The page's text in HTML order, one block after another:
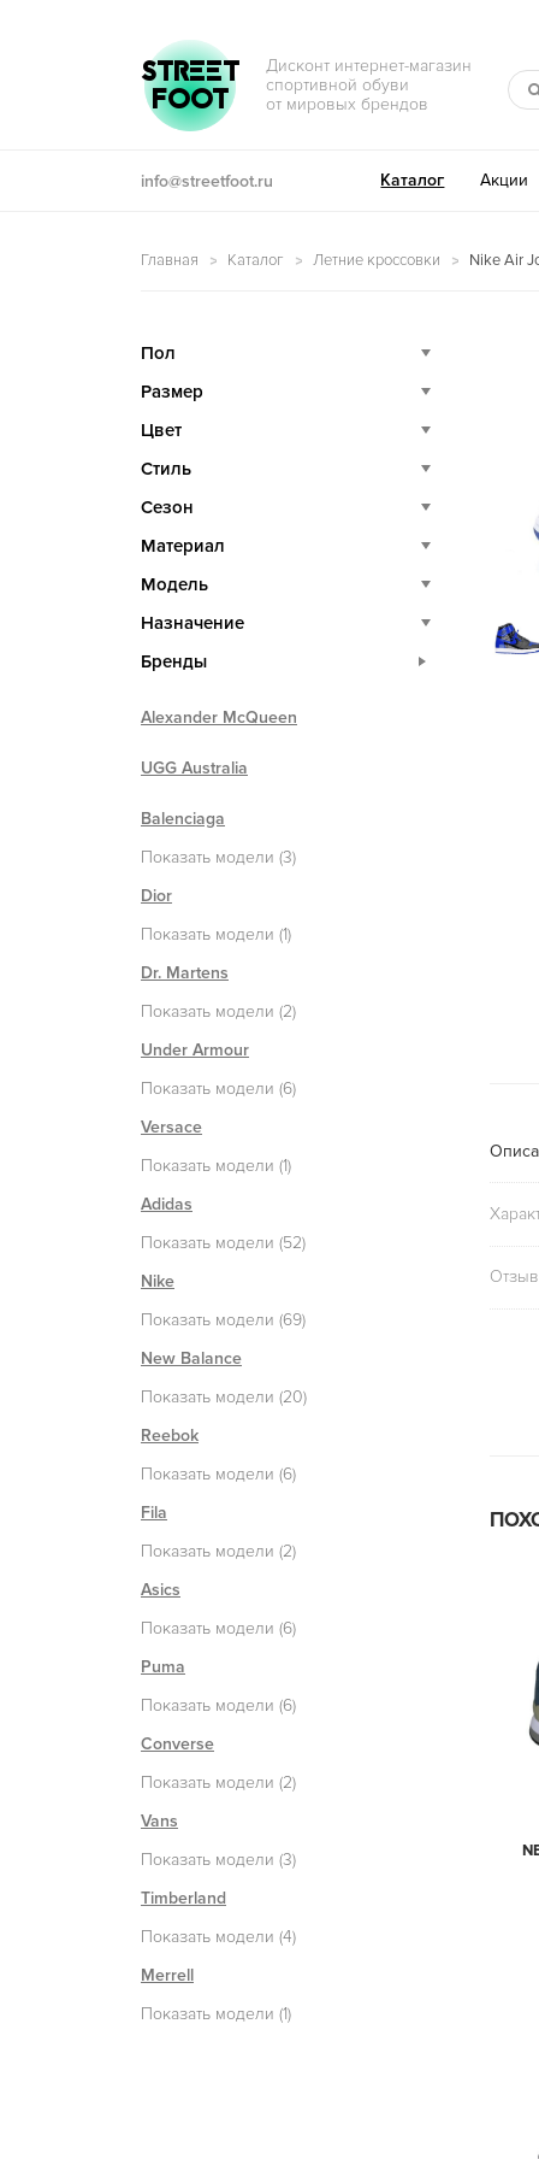
Перейти к навигации
Перейти к содержимому
STREET
FOOT
Дисконт интернет-магазин
спортивной обуви
от мировых брендов
info@streetfoot.ru Каталог Акции
Главная Каталог Летние кроссовки Nike Air
Пол
Размер
Цвет
Стиль
Сезон
Материал
Модель
Назначение
Бренды
Alexander McQueen
UGG Australia
Balenciaga
Показать модели (3)
Dior
Показать модели (1)
Dr. Martens
Показать модели (2)
Under Armour
Показать модели (6)
Versace
Показать модели (1)
Adidas
Показать модели (52)
Nike
Показать модели (69)
New Balance
Показать модели (20)
Reebok
Показать модели (6)
Fila
Показать модели (2)
Asics
Показать модели (6)
Puma
Показать модели (6)
Converse
Показать модели (2)
Vans
Показать модели (3)
Timberland
Показать модели (4)
Merrell
Показать модели (1)